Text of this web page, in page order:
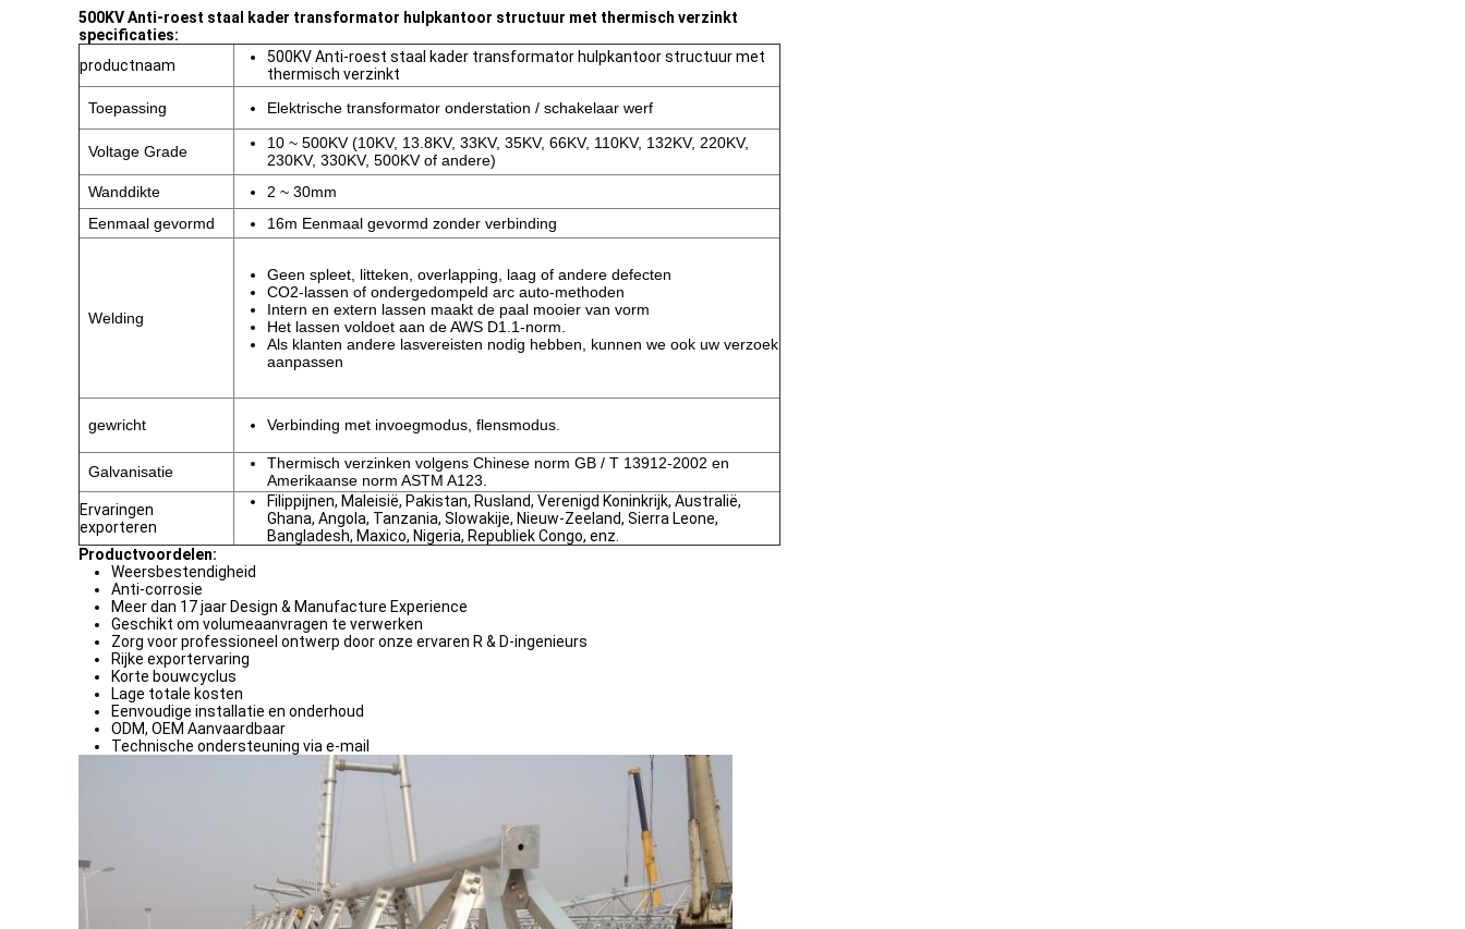
500KV Anti-roest staal kader transformator hulpkantoor structuur met thermisch verzinkt
specificaties:
productnaam
500KV Anti-roest staal kader transformator hulpkantoor structuur met
thermisch verzinkt
Toepassing
Elektrische transformator onderstation / schakelaar werf
Voltage Grade
10 ~ 500KV (10KV, 13.8KV, 33KV, 35KV, 66KV, 110KV, 132KV, 220KV,
230KV, 330KV, 500KV of andere)
Wanddikte
2 ~ 30mm
Eenmaal gevormd
16m Eenmaal gevormd zonder verbinding
Welding
Geen spleet, litteken, overlapping, laag of andere defecten
CO2-lassen of ondergedompeld arc auto-methoden
Intern en extern lassen maakt de paal mooier van vorm
Het lassen voldoet aan de AWS D1.1-norm.
Als klanten andere lasvereisten nodig hebben, kunnen we ook uw verzoek
aanpassen
gewricht Verbinding met invoegmodus, flensmodus.
Galvanisatie
Thermisch verzinken volgens Chinese norm GB / T 13912-2002 en
Amerikaanse norm ASTM A123.
Ervaringen
exporteren
Filippijnen, Maleisië, Pakistan, Rusland, Verenigd Koninkrijk, Australië,
Ghana, Angola, Tanzania, Slowakije, Nieuw-Zeeland, Sierra Leone,
Bangladesh, Maxico, Nigeria, Republiek Congo, enz.
Productvoordelen:
Weersbestendigheid
Anti-corrosie
Meer dan 17 jaar Design & Manufacture Experience
Geschikt om volumeaanvragen te verwerken
Zorg voor professioneel ontwerp door onze ervaren R & D-ingenieurs
Rijke exportervaring
Korte bouwcyclus
Lage totale kosten
Eenvoudige installatie en onderhoud
ODM, OEM Aanvaardbaar
Technische ondersteuning via e-mail